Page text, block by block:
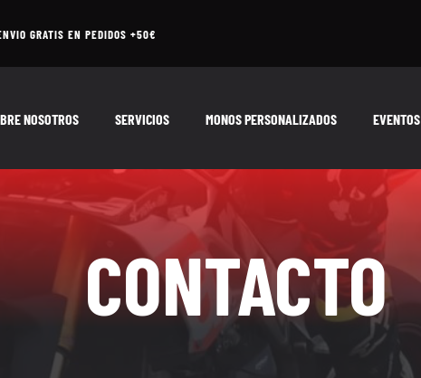
GRATIS EN PEDIDOS +50€
NOSOTROS SERVICIOS MONOS PERSONALIZADOS EVENTOS
CONTACTO